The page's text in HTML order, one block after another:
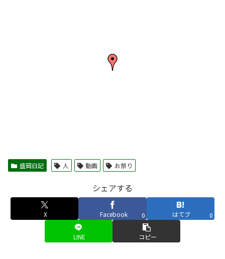
盛岡日記 人 動画 お祭り
シェアする
X Facebook 0 はてブ 0
LINE コピー